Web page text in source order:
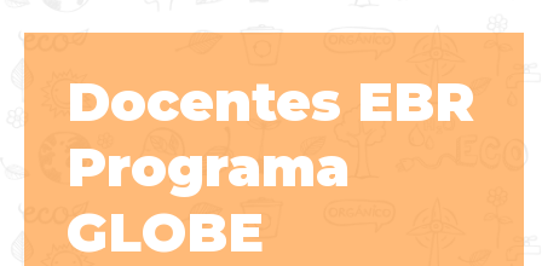
Docentes EBR
Programa
GLOBE